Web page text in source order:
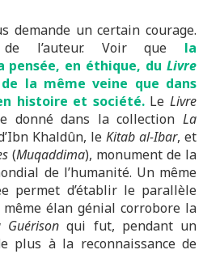
demande un certain courage.
de l’auteur. Voir que
la
en éthique, du Livre
la même veine que dans
histoire et société.LeLivre
dans la collectionLa
Khaldûn, le Kitab al-Ibar, et
(Muqaddima), monument de la
de l’humanité. Un même
permet d’établir le parallèle
élan génial corrobore la
qui fut, pendant un
plus à la reconnaissance de